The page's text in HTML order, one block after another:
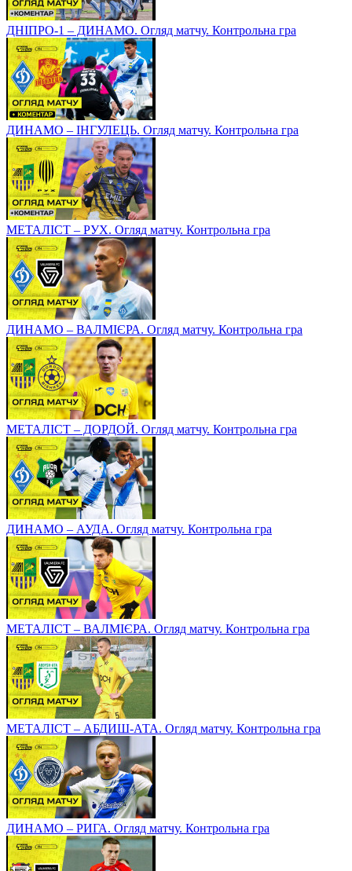
ДНІПРО-1 – ДИНАМО. Огляд матчу. Контрольна гра
ДИНАМО – ІНГУЛЕЦЬ. Огляд матчу. Контрольна гра
МЕТАЛІСТ – РУХ. Огляд матчу. Контрольна гра
ДИНАМО – ВАЛМІЄРА. Огляд матчу. Контрольна гра
МЕТАЛІСТ – ДОРДОЙ. Огляд матчу. Контрольна гра
ДИНАМО – АУДА. Огляд матчу. Контрольна гра
МЕТАЛІСТ – ВАЛМІЄРА. Огляд матчу. Контрольна гра
МЕТАЛІСТ – АБДИШ-АТА. Огляд матчу. Контрольна гра
ДИНАМО – РИГА. Огляд матчу. Контрольна гра